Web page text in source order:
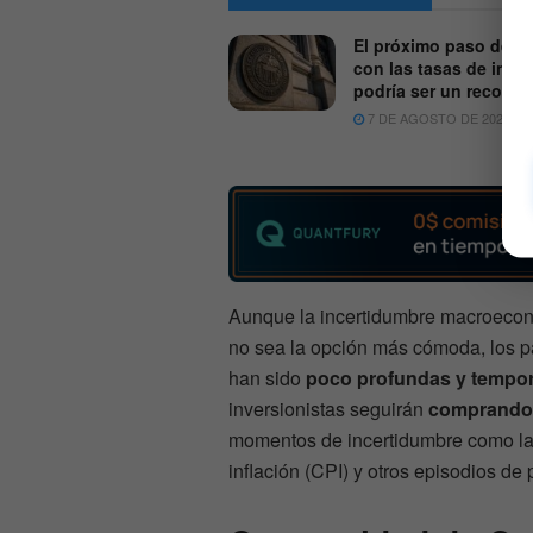
El próximo paso de la
con las tasas de
podría ser un recorte
7 DE AGOSTO DE 2026
Aunque la incertidumbre
no sea la opción más cómoda, los
han sido poco profundas y
inversionistas seguirán
momentos de incertidumbre como
inflación (CPI) y otros episodios de